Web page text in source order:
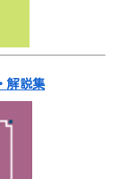
解説集